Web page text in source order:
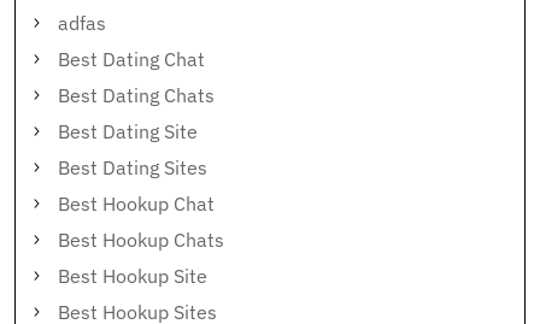
adfas
Best Dating Chat
Best Dating Chats
Best Dating Site
Best Dating Sites
Best Hookup Chat
Best Hookup Chats
Best Hookup Site
Best Hookup Sites